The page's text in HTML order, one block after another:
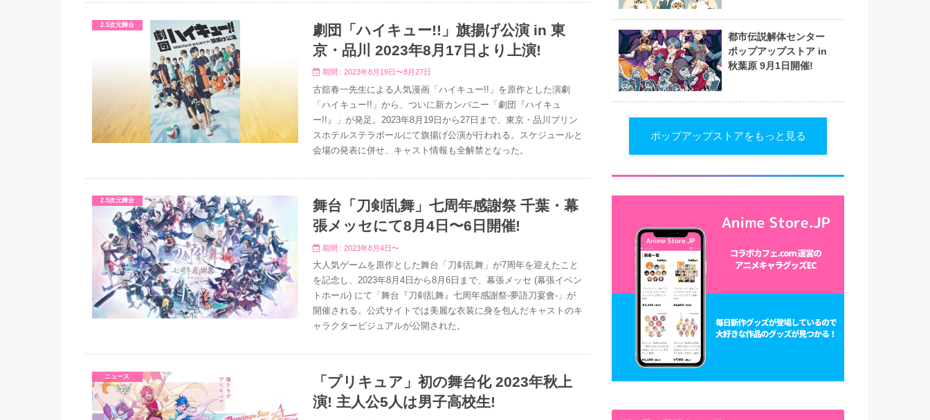
2.5次元舞台
劇団「ハイキュー!!」旗揚げ公演 in 東
京・品川 2023年8月17日より上演!
期間 : 2023年8月19日〜8月27日
古舘春一先生による人気漫画「ハイキュー!!」を原作とした演劇
「ハイキュー!!」から、ついに新カンパニー「劇団『ハイキュ
ー!!』」が発足。2023年8月19日から27日まで、東京・品川プリン
スホテルステラボールにて旗揚げ公演が行われる。スケジュールと
会場の発表に併せ、キャスト情報も全解禁となった。
2.5次元舞台
舞台「刀剣乱舞」七周年感謝祭 千葉・幕
張メッセにて8月4日〜6日開催!
期間 : 2023年8月4日〜
大人気ゲームを原作とした舞台「刀剣乱舞」が7周年を迎えたこと
を記念し、2023年8月4日から8月6日まで、幕張メッセ (幕張イベン
トホール) にて「舞台『刀剣乱舞』七周年感謝祭-夢語刀宴會-」が
開催される。公式サイトでは美麗な衣装に身を包んだキャストのキ
ャラクタービジュアルが公開された。
ニュース
「プリキュア」初の舞台化 2023年秋上
演! 主人公5人は男子高校生!
都市伝説解体センター
ポップアップストア in
秋葉原 9月1日開催!
ポップアップストアをもっと見る